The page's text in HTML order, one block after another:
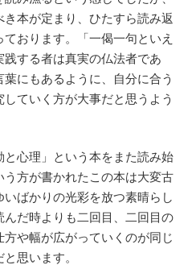
本が定まり、ひたすら読み返
おります。「一偈一句といえ
する者は真実の仏法者であ
にもあるように、自分に合う
ていく方が大事だと思うよう
心理」という本をまた読み始
方が書かれたこの本は大変古
ばかりの光彩を放つ素晴らし
だ時よりも二回目、二回目の
や幅が広がっていくのが同じ
思います。